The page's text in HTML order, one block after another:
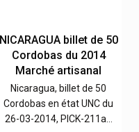
NICARAGUA billet de 50
Cordobas du 2014
Marché artisanal
Nicaragua, billet de 50
Cordobas en état UNC du
26-03-2014, PICK-211a…